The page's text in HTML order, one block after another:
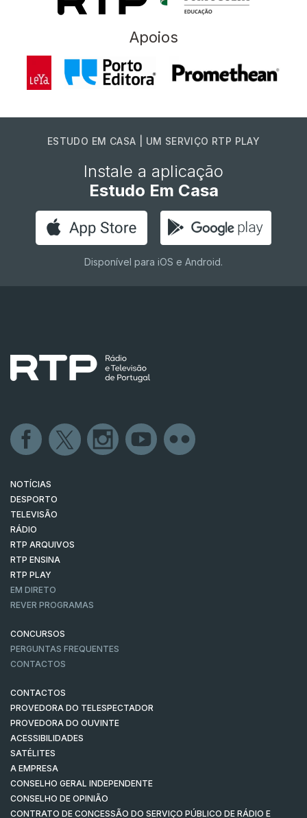
Apoios
ESTUDO EM CASA | UM SERVIÇO RTP PLAY
Instale a aplicação
Estudo Em Casa
Disponível para iOS e Android.
NOTÍCIAS
DESPORTO
TELEVISÃO
RÁDIO
RTP ARQUIVOS
RTP ENSINA
RTP PLAY
EM DIRETO
REVER PROGRAMAS
CONCURSOS
PERGUNTAS FREQUENTES
CONTACTOS
CONTACTOS
PROVEDORA DO TELESPECTADOR
PROVEDORA DO OUVINTE
ACESSIBILIDADES
SATÉLITES
A EMPRESA
CONSELHO GERAL INDEPENDENTE
CONSELHO DE OPINIÃO
CONTRATO DE CONCESSÃO DO SERVIÇO PÚBLICO DE RÁDIO E